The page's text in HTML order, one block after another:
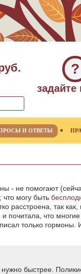
?
задайте
И ОТВЕТЫ
- не помогают
могу быть
расстроена, так
почитала, что
только
быстрее.